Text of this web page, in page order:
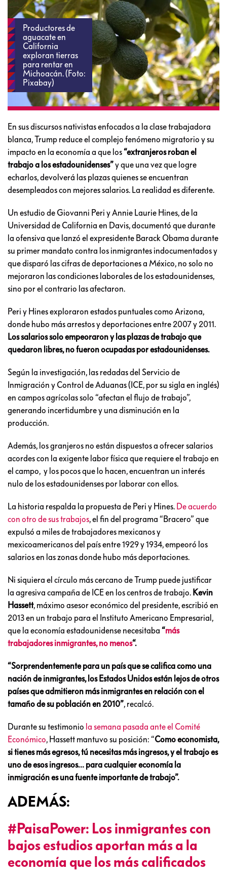
Productores de
aguacate en
California
exploran tierras
para rentar en
Michoacán. (Foto:
Pixabay)
En sus discursos nativistas enfocados a la clase trabajadora
blanca, Trump reduce el complejo fenómeno migratorio y su
impacto en la economía a que los“extranjeros roban el
trabajo a los estadounidenses”y que una vez que logre
echarlos, devolverá las plazas quienes se encuentran
desempleados con mejores salarios. La realidad es diferente.
Un estudio de Giovanni Peri y Annie Laurie Hines, de la
Universidad de California en Davis, documentó que durante
la ofensiva que lanzó el expresidente Barack Obama durante
su primer mandato contra los inmigrantes indocumentados y
que disparó las cifras de deportaciones a México, no solo no
mejoraron las condiciones laborales de los estadounidenses,
sino por el contrario las afectaron.
Peri y Hines exploraron estados puntuales como Arizona,
donde hubo más arrestos y deportaciones entre 2007 y 2011.
Los salarios solo empeoraron y las plazas de trabajo que
quedaron libres, no fueron ocupadas por estadounidenses.
Según la investigación, las redadas del Servicio de
Inmigración y Control de Aduanas (ICE, por su sigla en inglés)
en campos agrícolas solo “afectan el flujo de trabajo”,
generando incertidumbre y una disminución en la
producción.
Además, los granjeros no están dispuestos a ofrecer salarios
acordes con la exigente labor física que requiere el trabajo en
el campo, y los pocos que lo hacen, encuentran un interés
nulo de los estadounidenses por laborar con ellos.
La historia respalda la propuesta de Peri y Hines. De acuerdo
con otro de sus trabajos, el fin del programa “Bracero” que
expulsó a miles de trabajadores mexicanos y
mexicoamericanos del país entre 1929 y 1934, empeoró los
salarios en las zonas donde hubo más deportaciones.
Ni siquiera el círculo más cercano de Trump puede justificar
la agresiva campaña de ICE en los centros de trabajo. Kevin
Hassett, máximo asesor económico del presidente, escribió en
2013 en un trabajo para el Instituto Americano Empresarial,
que la economía estadounidense necesitaba “más
trabajadores inmigrantes, no menos“.
“Sorprendentemente para un país que se califica como una
nación de inmigrantes, los Estados Unidos están lejos de otros
países que admitieron más inmigrantes en relación con el
tamaño de su población en 2010”, recalcó.
Durante su testimonio la semana pasada ante el Comité
Económico, Hassett mantuvo su posición: “Como economista,
si tienes más egresos, tú necesitas más ingresos, y el trabajo es
uno de esos ingresos… para cualquier economía la
inmigración es una fuente importante de trabajo”.
ADEMÁS:
#PaisaPower: Los inmigrantes con
bajos estudios aportan más a la
economía que los más calificados